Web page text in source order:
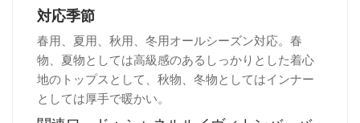
対応季節
春用、夏用、秋用、冬用オールシーズン対応。春
物、夏物としては高級感のあるしっかりとした着心
地のトップスとして、秋物、冬物としてはインナー
としては厚手で暖かい。